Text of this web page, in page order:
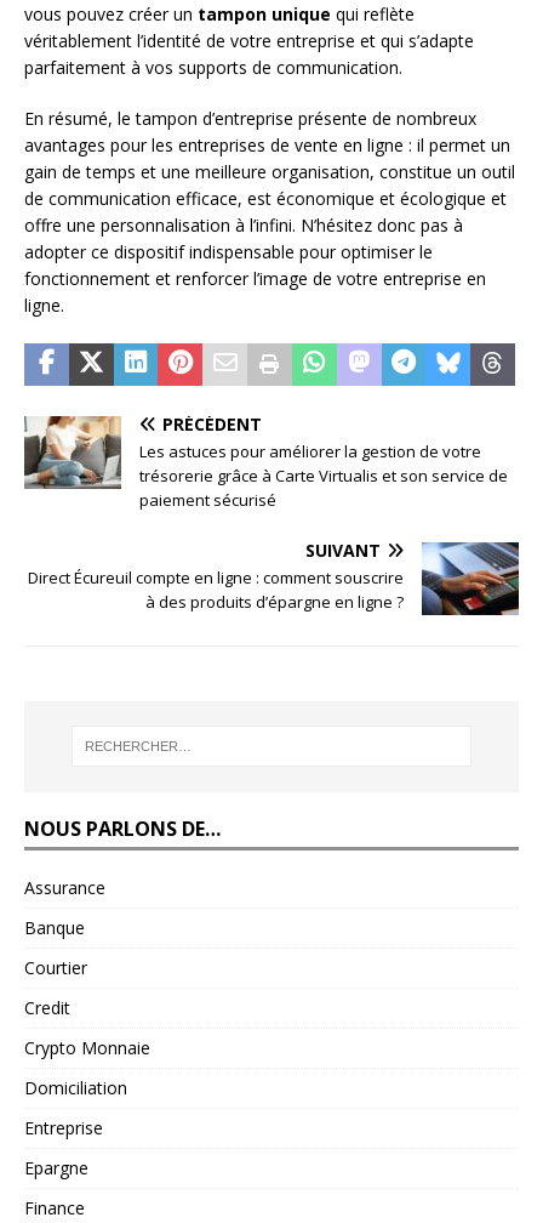
vous pouvez créer un tampon unique qui reflète
véritablement l’identité de votre entreprise et qui s’adapte
parfaitement à vos supports de communication.
En résumé, le tampon d’entreprise présente de nombreux
avantages pour les entreprises de vente en ligne : il permet un
gain de temps et une meilleure organisation, constitue un outil
de communication efficace, est économique et écologique et
offre une personnalisation à l’infini. N’hésitez donc pas à
adopter ce dispositif indispensable pour optimiser le
fonctionnement et renforcer l’image de votre entreprise en
ligne.
PRÉCÉDENT
Les astuces pour améliorer la gestion de votre
trésorerie grâce à Carte Virtualis et son service de
paiement sécurisé
SUIVANT
Direct Écureuil compte en ligne : comment souscrire
à des produits d’épargne en ligne ?
NOUS PARLONS DE…
Assurance
Banque
Courtier
Credit
Crypto Monnaie
Domiciliation
Entreprise
Epargne
Finance